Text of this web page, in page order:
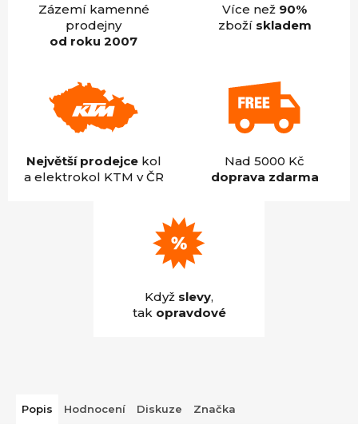
Zázemí kamenné
prodejny
od roku 2007
Více než 90%
zboží skladem
Největší prodejcekol
a elektrokol KTM v ČR
Nad 5000 Kč
doprava zdarma
Když slevy,
tak opravdové
Popis Hodnocení Diskuze Značka